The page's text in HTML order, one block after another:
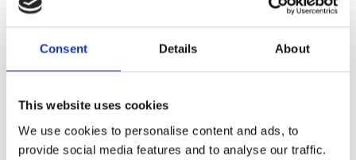
Consent Details About
This website uses cookies
We use cookies to personalise content and ads, to
provide social media features and to analyse our traffic.
Visa fler
Produktinformation
Prishistorik